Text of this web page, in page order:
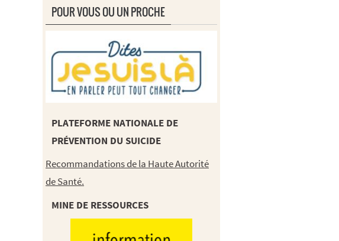
POUR VOUS OU UN PROCHE
PLATEFORME NATIONALE DE
PRÉVENTION DU SUICIDE
Recommandations de la Haute Autorité
de Santé.
MINE DE RESSOURCES